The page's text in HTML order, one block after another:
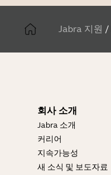
Jabra 지원 /
회사 소개
Jabra 소개
커리어
지속가능성
새 소식 및 보도자료